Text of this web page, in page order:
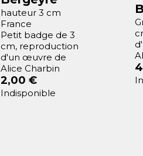
hauteur 3 cm
France
Petit badge de 3
cm, reproduction
d'un œuvre de
Alice Charbin
2,00 €
Indisponible